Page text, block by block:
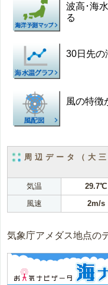
波高･海
る
30日先の
風の特徴
周辺データ（大三
気温 29.7℃
風速
2m/s
気象庁アメダス地点の